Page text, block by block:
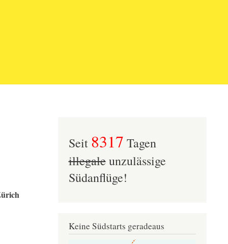
Seit 8317 Tagen
illegaleunzulässige
Südanflüge!
Keine Südstarts geradeaus